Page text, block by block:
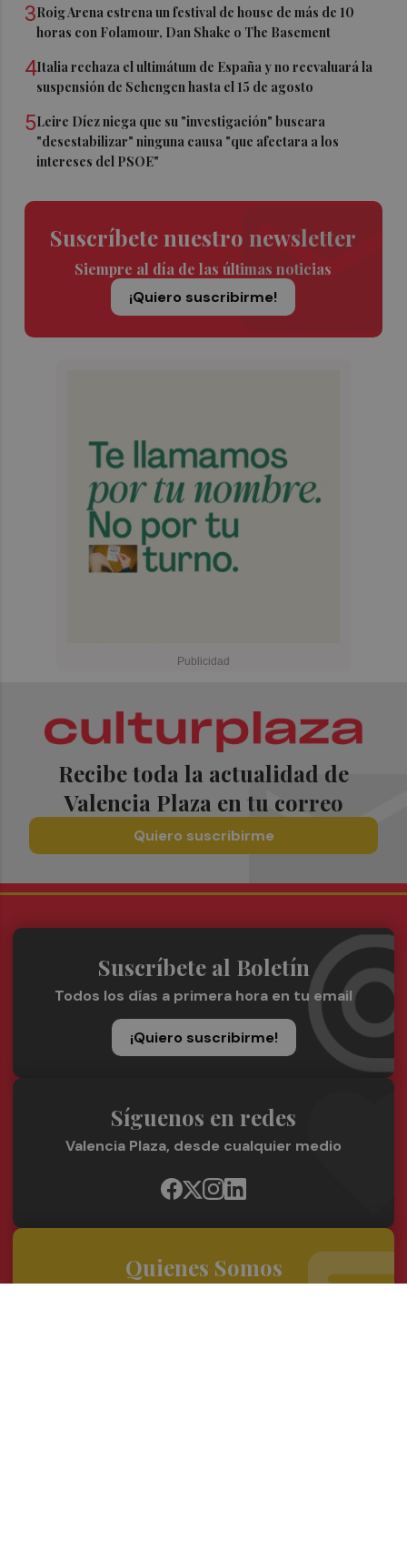
3Roig Arena estrena un festival de house de más de 10
horas con Folamour, Dan Shake o The Basement
4Italia rechaza el ultimátum de España y no reevaluará la
suspensión de Schengen hasta el 15 de agosto
5Leire Díez niega que su "investigación" buscara
"desestabilizar" ninguna causa "que afectara a los
intereses del PSOE"
Suscríbete nuestro newsletter
Siempre al día de las últimas noticias
¡Quiero suscribirme!
Recibe toda la actualidad de
Valencia Plaza en tu correo
Quiero suscribirme
Suscríbete al Boletín
Todos los días a primera hora en tu email
¡Quiero suscribirme!
Síguenos en redes
Valencia Plaza, desde cualquier medio
Quienes Somos